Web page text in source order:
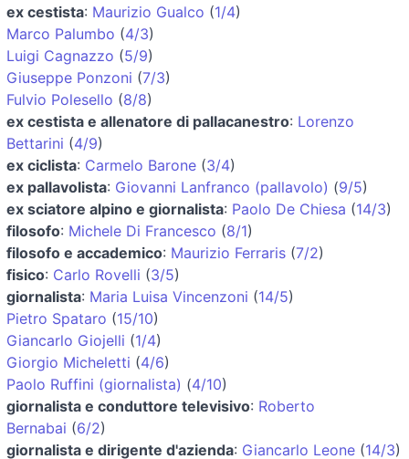
ex cestista: Maurizio Gualco (1/4)
Marco Palumbo (4/3)
Luigi Cagnazzo (5/9)
Giuseppe Ponzoni (7/3)
Fulvio Polesello (8/8)
ex cestista e allenatore di pallacanestro: Lorenzo
Bettarini (4/9)
ex ciclista: Carmelo Barone (3/4)
ex pallavolista: Giovanni Lanfranco (pallavolo) (9/5)
ex sciatore alpino e giornalista: Paolo De Chiesa (14/3)
filosofo: Michele Di Francesco (8/1)
filosofo e accademico: Maurizio Ferraris (7/2)
fisico: Carlo Rovelli (3/5)
giornalista: Maria Luisa Vincenzoni (14/5)
Pietro Spataro (15/10)
Giancarlo Giojelli (1/4)
Giorgio Micheletti (4/6)
Paolo Ruffini (giornalista) (4/10)
giornalista e conduttore televisivo: Roberto
Bernabai (6/2)
giornalista e dirigente d'azienda: Giancarlo Leone (14/3)